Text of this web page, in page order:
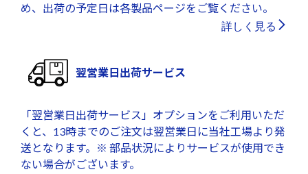
め、出荷の予定日は各製品ページをご覧ください。
詳しく見る
翌営業日出荷サービス
「翌営業日出荷サービス」オプションをご利用いただ
くと、13時までのご注文は翌営業日に当社工場より発
送となります。※ 部品状況によりサービスが使用でき
ない場合がございます。